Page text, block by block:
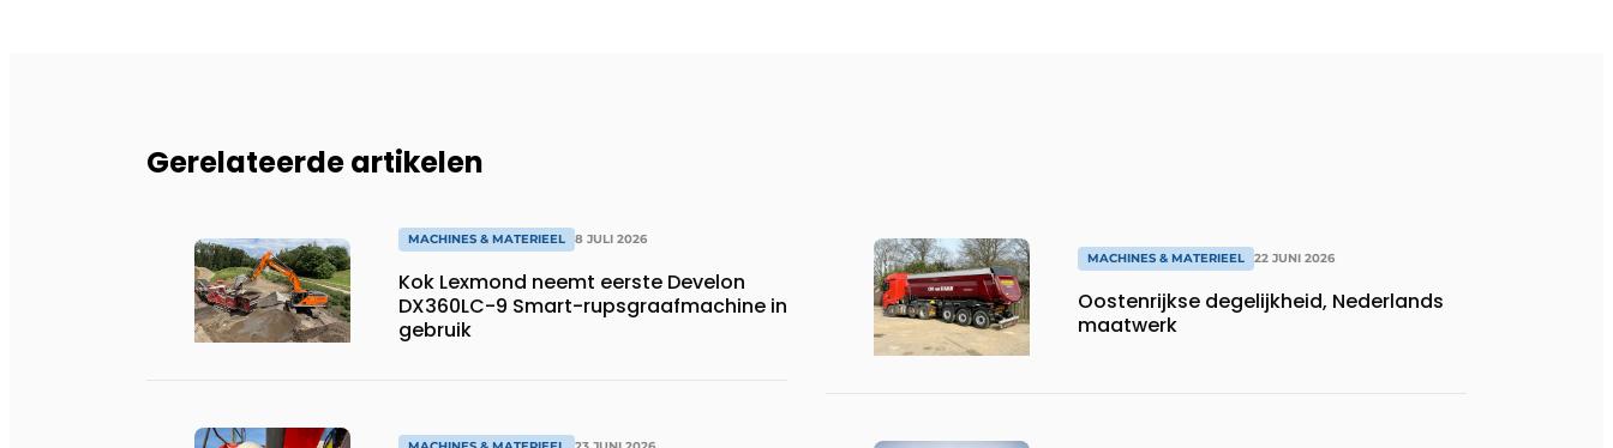
Gerelateerde artikelen
MACHINES & MATERIEEL 8 JULI 2026
Kok Lexmond neemt eerste Develon
DX360LC-9 Smart-rupsgraafmachine in
gebruik
MACHINES & MATERIEEL 22 JUNI 2026
Oostenrijkse degelijkheid, Nederlands
maatwerk